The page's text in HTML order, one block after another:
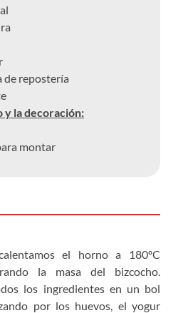
de repostería
y la decoración:
montar
el horno a 180ºC
la masa del bizcocho.
los ingredientes en un bol
por los huevos, el yogur